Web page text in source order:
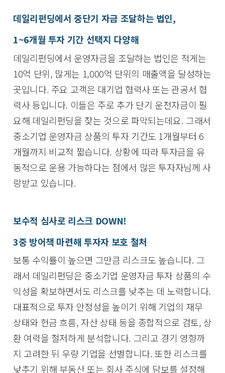
데일리펀딩에서 중단기 자금 조달하는 법인,
1~6개월 투자 기간 선택지 다양해
데일리펀딩에서 운영자금을 조달하는 법인은 적게는
10억 단위, 많게는 1,000억 단위의 매출액을 달성하는
곳입니다. 주요 고객은 대기업 협력사 또는 관공서 협
력사 등입니다. 이들은 주로 추가 단기 운전자금이 필
요해 데일리펀딩을 찾는 것으로 파악되는데요. 그래서
중소기업 운영자금 상품의 투자 기간도 1개월부터 6
개월까지 비교적 짧습니다. 상황에 따라 투자금을 유
동적으로 운용 가능하다는 점에서 많은 투자자님께 사
랑받고 있습니다.
보수적 심사로 리스크 DOWN!
3중 방어책 마련해 투자자 보호 철처
보통 수익률이 높으면 그만큼 리스크도 높습니다. 그
래서 데일리펀딩은 중소기업 운영자금 투자 상품의 수
익성을 확보하면서도 리스크를 낮추는 데 노력합니다.
대표적으로 투자 안정성을 높이기 위해 기업의 재무
상태와 현금 흐름, 자산 상태 등을 종합적으로 검토, 상
환 여력을 철저하게 분석합니다. 그리고 경기 영향까
지 고려한 뒤 우량 기업을 선별합니다. 또한 리스크를
낮추기 위해 부동산 또는 회사 주식에 담보를 설정해